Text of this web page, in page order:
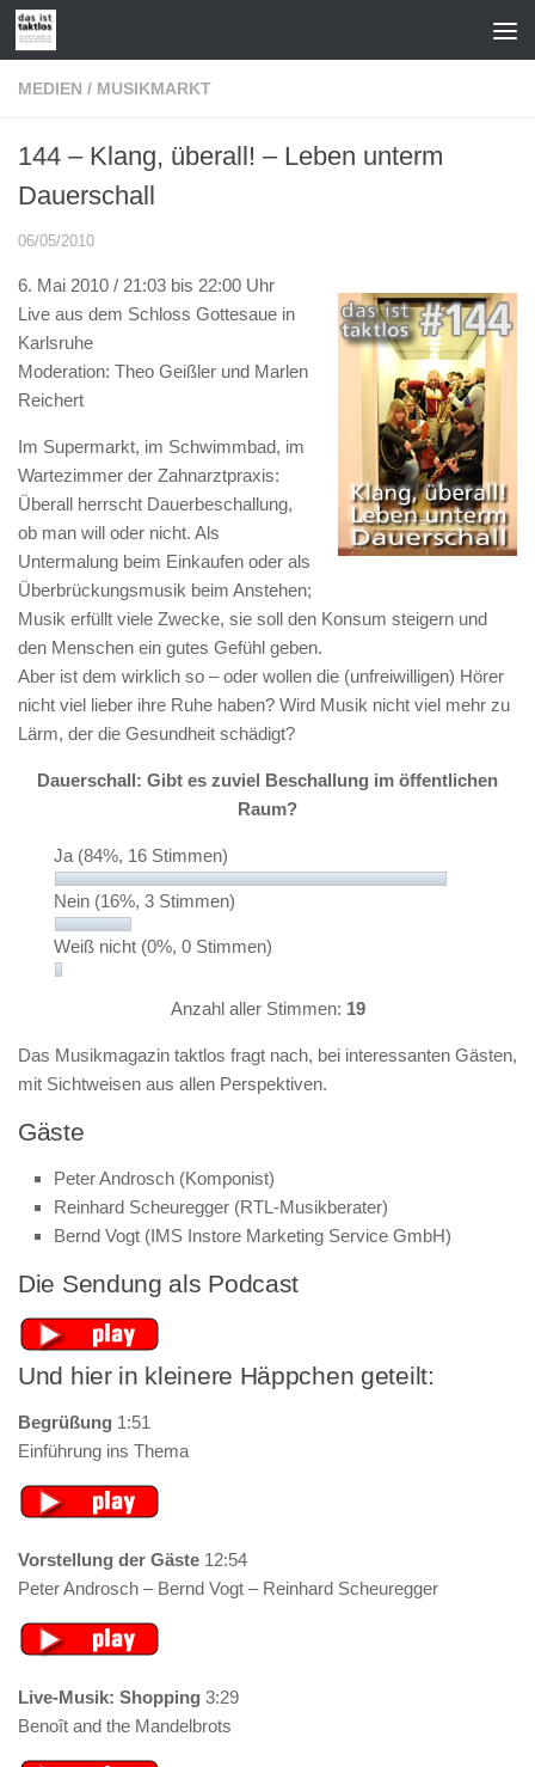
Zum Inhalt springen
MEDIEN / MUSIKMARKT
144 – Klang, überall! – Leben unterm
Dauerschall
06/05/2010
6. Mai 2010 / 21:03 bis 22:00 Uhr
Live aus dem Schloss Gottesaue in
Karlsruhe
Moderation: Theo Geißler und Marlen
Reichert
Im Supermarkt, im Schwimmbad, im
Wartezimmer der Zahnarztpraxis:
Überall herrscht Dauerbeschallung,
ob man will oder nicht. Als
Untermalung beim Einkaufen oder als
Überbrückungsmusik beim Anstehen;
Musik erfüllt viele Zwecke, sie soll den Konsum steigern und
den Menschen ein gutes Gefühl geben.
Aber ist dem wirklich so – oder wollen die (unfreiwilligen) Hörer
nicht viel lieber ihre Ruhe haben? Wird Musik nicht viel mehr zu
Lärm, der die Gesundheit schädigt?
Dauerschall: Gibt es zuviel Beschallung im öffentlichen
Raum?
Ja (84%, 16 Stimmen)
Nein (16%, 3 Stimmen)
Weiß nicht (0%, 0 Stimmen)
Anzahl aller Stimmen: 19
Das Musikmagazin taktlos fragt nach, bei interessanten Gästen,
mit Sichtweisen aus allen Perspektiven.
Gäste
Peter Androsch (Komponist)
Reinhard Scheuregger (RTL-Musikberater)
Bernd Vogt (IMS Instore Marketing Service GmbH)
Die Sendung als Podcast
Und hier in kleinere Häppchen geteilt:
Begrüßung 1:51
Einführung ins Thema
Vorstellung der Gäste 12:54
Peter Androsch – Bernd Vogt – Reinhard Scheuregger
Live-Musik: Shopping 3:29
Benoît and the Mandelbrots